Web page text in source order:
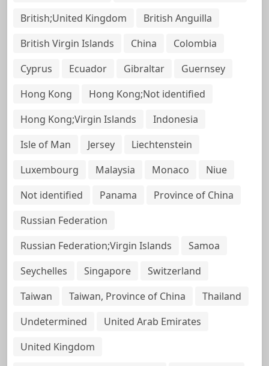
British;United Kingdom
British Anguilla
British Virgin Islands
China
Colombia
Cyprus
Ecuador Gibraltar
Guernsey
Hong Kong
Hong Kong;Not identified
Hong Kong;Virgin Islands
Indonesia
Isle of Man
Jersey
Liechtenstein
Luxembourg
Malaysia Monaco
Niue
Not identified
Panama
Province of China
Russian Federation
Russian Federation;Virgin Islands
Samoa
Seychelles
Singapore
Switzerland
Taiwan
Taiwan, Province of China
Thailand
Undetermined
United Arab Emirates
United Kingdom